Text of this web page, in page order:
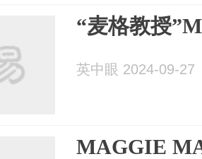
“麦格教授
英中眼 2024-09-27
MAGGIE